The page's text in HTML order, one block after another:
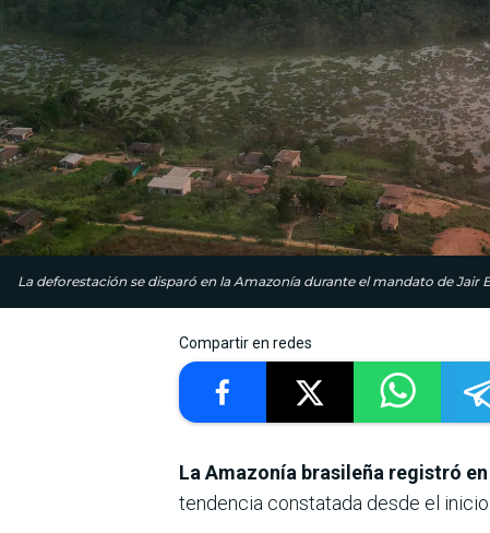
La deforestación se disparó en la Amazonía durante el mandato de Jair
Compartir en redes
La Amazonía brasileña registró
tendencia constatada desde el